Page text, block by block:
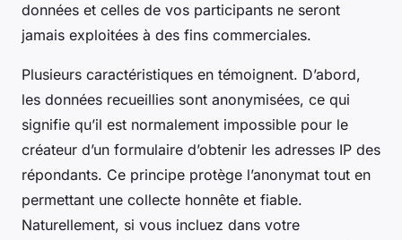
données et celles de vos participants ne seront
jamais exploitées à des fins commerciales.
Plusieurs caractéristiques en témoignent. D’abord,
les données recueillies sont anonymisées, ce qui
signifie qu’il est normalement impossible pour le
créateur d’un formulaire d’obtenir les adresses IP des
répondants. Ce principe protège l’anonymat tout en
permettant une collecte honnête et fiable.
Naturellement, si vous incluez dans votre